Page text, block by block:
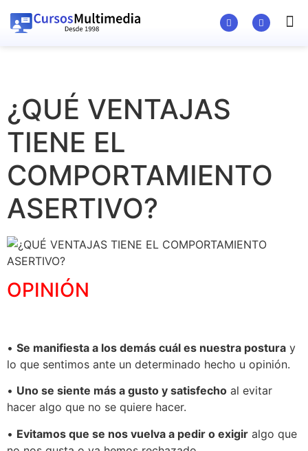
¿QUÉ VENTAJAS
TIENE EL
COMPORTAMIENTO
ASERTIVO?
OPINIÓN
• Se manifiesta a los demás cuál es nuestra postura y
lo que sentimos ante un determinado hecho u opinión.
• Uno se siente más a gusto y satisfecho al evitar
hacer algo que no se quiere hacer.
• Evitamos que se nos vuelva a pedir o exigir algo que